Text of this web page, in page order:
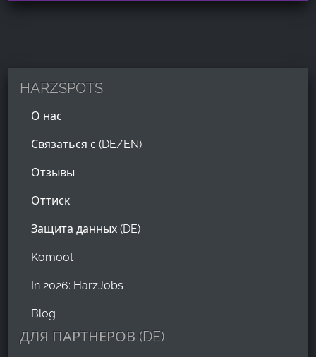
HARZSPOTS
О нас
Связаться с (DE/EN)
Отзывы
Оттиск
Защита данных (DE)
Komoot
In 2026: HarzJobs
Blog
ДЛЯ ПАРТНЕРОВ (DE)